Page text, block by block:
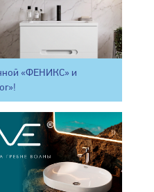
«ФЕНИКС» и